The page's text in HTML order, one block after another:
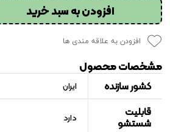
افزودن به سبد خرید
افزودن به علاقه مندی ها
مشخصات محصول
کشور سازنده ایران
قابلیت
شستشو دارد